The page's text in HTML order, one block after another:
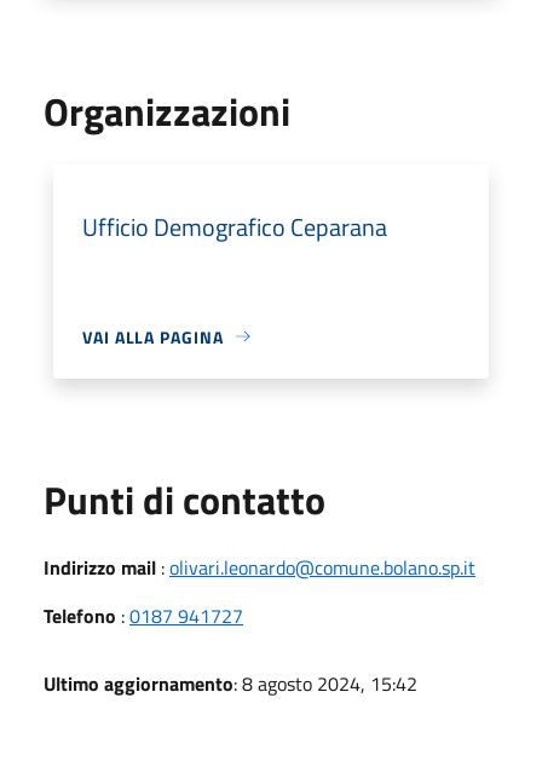
Organizzazioni
Ufficio Demografico Ceparana
VAI ALLA PAGINA
Punti di contatto
Indirizzo mail :olivari.leonardo@comune.bolano.sp.it
Telefono :0187 941727
Ultimo aggiornamento: 8 agosto 2024, 15:42